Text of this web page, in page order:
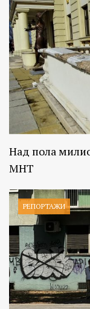
Над пола
МНТ
РЕПОРТАЖИ